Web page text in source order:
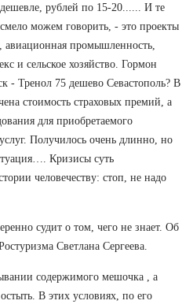
рублей по 15-20...... И те
можем говорить, - это проекты
авиационная промышленность,
и сельское хозяйство. Гормон
- Тренол 75 дешево Севастополь? В
стоимость страховых премий, а
для приобретаемого
Получилось очень длинно, но
Кризисы суть
человечеству: стоп, не надо
судит о том, чего не знает. Об
Светлана Сергеева.
содержимого мешочка , а
В этих условиях, по его